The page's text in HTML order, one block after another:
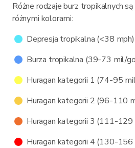
Różne rodzaje burz tropikalnych
różnymi kolorami:
Depresja tropikalna (<38 mph)
Burza tropikalna (39-73 mil/
Huragan kategorii 1 (74-95
Huragan kategorii 2 (96-110
Huragan kategorii 3 (111-129
Huragan kategorii 4 (130-156